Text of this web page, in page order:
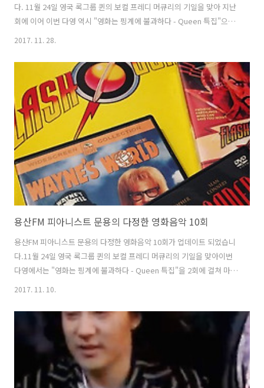
다. 11월 24일 영국 록그룹 퀸의 보컬 프레디 머큐리의 기일을 맞아 지난
회에 이어 이번 다영 역시 "영화는 핑계에 불과하다 - Queen 특집"으로
진행되었습니다. 물론 10회와 11회 녹음은 같은 날 ㅋ 한국 퀸 팬클럽
신 보헤미안PJ 님을 게스트로 모시고 플래시 고든(1980), 메트로폴리스
(1984), 하이랜더(1986), 웨인즈 월드(1992) 등을 중심으로 퀸의 음악에
대해 이야기 나눠보았습니다. [관련 링크] Queen Forever 다음 카페
Queen Forever 페이스북 다정한 영화음악 11회 녹음은 문타라스튜디
오에서 이뤄졌습니다. ..
2017. 11. 28.
용산FM 피아니스트 문용의 다정한 영화음악 10회
용산FM 피아니스트 문용의 다정한 영화음악 10회가 업데이트 되었습니
다.11월 24일 영국 록그룹 퀸의 보컬 프레디 머큐리의 기일을 맞아이번
다영에서는 "영화는 핑계에 불과하다 - Queen 특집"을 2회에 걸쳐 마련
해보았습니다. 한국 퀸 팬클럽 Queen Forever 의 운영자이자신촌 뮤직
시 고든(1980), 메트로폴리스(1984), 하이랜더(1986), 웨인즈 월드
(1992) 등을 중심으로 퀸의 음악에 대해 이야기 나눠보았습니다. [관련
링크]Queen Forever 다음 카페Queen Forever 페이스북 다정한 영
화음악 10회 녹음은 문타라스튜디오에서 이뤄졌습니다.그럼 용산FM 피
아니스트 문용의 다정한 영화음악 10회를..
2017. 11. 10.